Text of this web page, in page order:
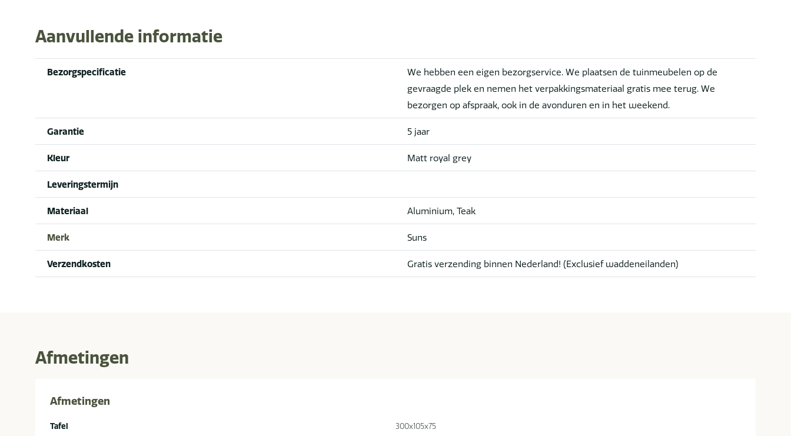
Aanvullende informatie
Bezorgspecificatie
We hebben een eigen bezorgservice. We plaatsen de tuinmeubelen op de
gevraagde plek en nemen het verpakkingsmateriaal gratis mee terug. We
bezorgen op afspraak, ook in de avonduren en in het weekend.
Garantie 5 jaar
Kleur Matt royal grey
Leveringstermijn
Materiaal Aluminium, Teak
Merk Suns
Verzendkosten Gratis verzending binnen Nederland! (Exclusief waddeneilanden)
Afmetingen
Afmetingen
Tafel 300x105x75